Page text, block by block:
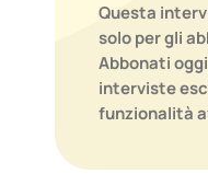
Questa
solo per gli
Abbonati
interviste
funzionalità